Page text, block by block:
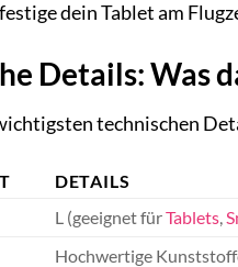
dein Tablet am
Details: Was
technischen
DETAILS
L (geeignet fürTablets,
Hochwertige